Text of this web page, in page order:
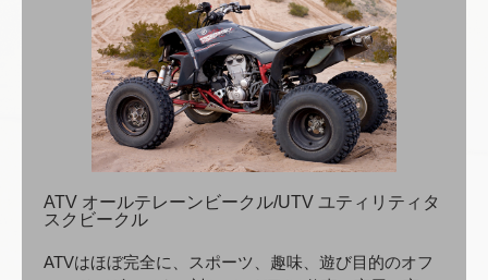
ATV オールテレーンビークル/UTV ユティリティタ
スクビークル
ATVはほぼ完全に、スポーツ、趣味、遊び目的のオフ